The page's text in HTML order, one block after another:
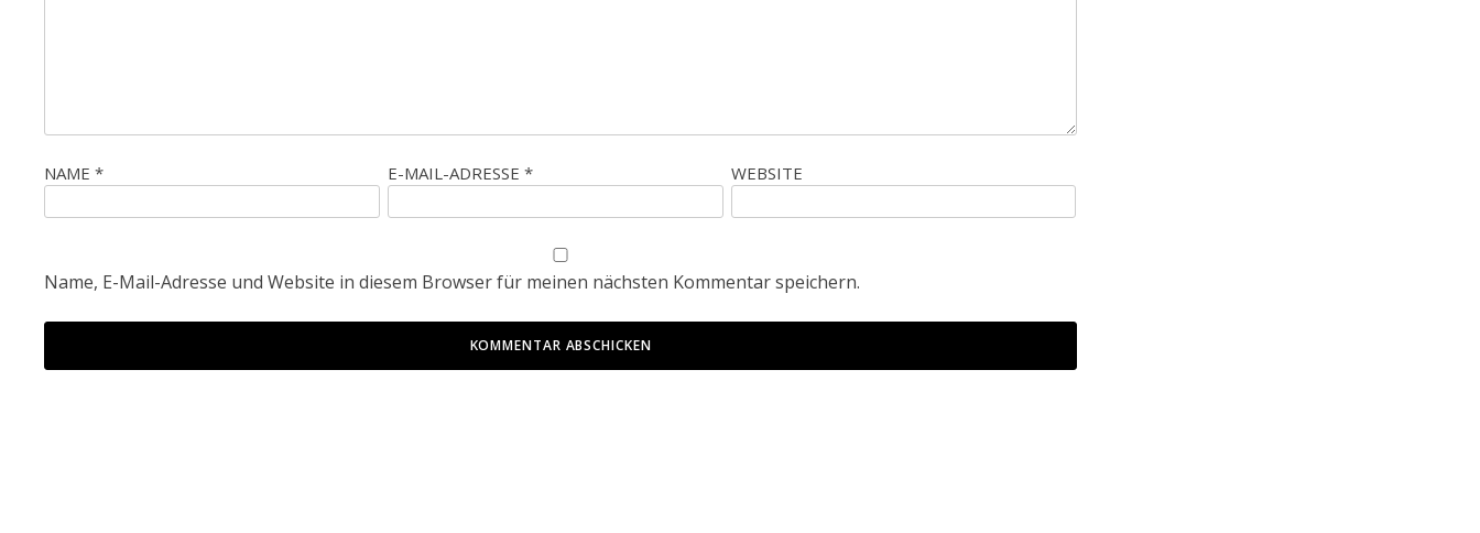
NAME * E-MAIL-ADRESSE* WEBSITE
Name, E-Mail-Adresse und Website in diesem Browser für meinen nächsten Kommentar speichern.